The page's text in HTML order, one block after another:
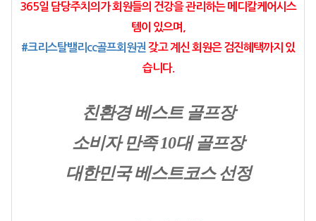
365일 담당주치의가 회원들의 건강을 관리하는 메디칼케어시스
템이 있으며,
#크리스탈밸리cc골프회원권 갖고 계신 회원은 검진혜택까지 있
습니다.
친환경 베스트 골프장
소비자 만족 10대 골프장
대한민국 베스트코스 선정